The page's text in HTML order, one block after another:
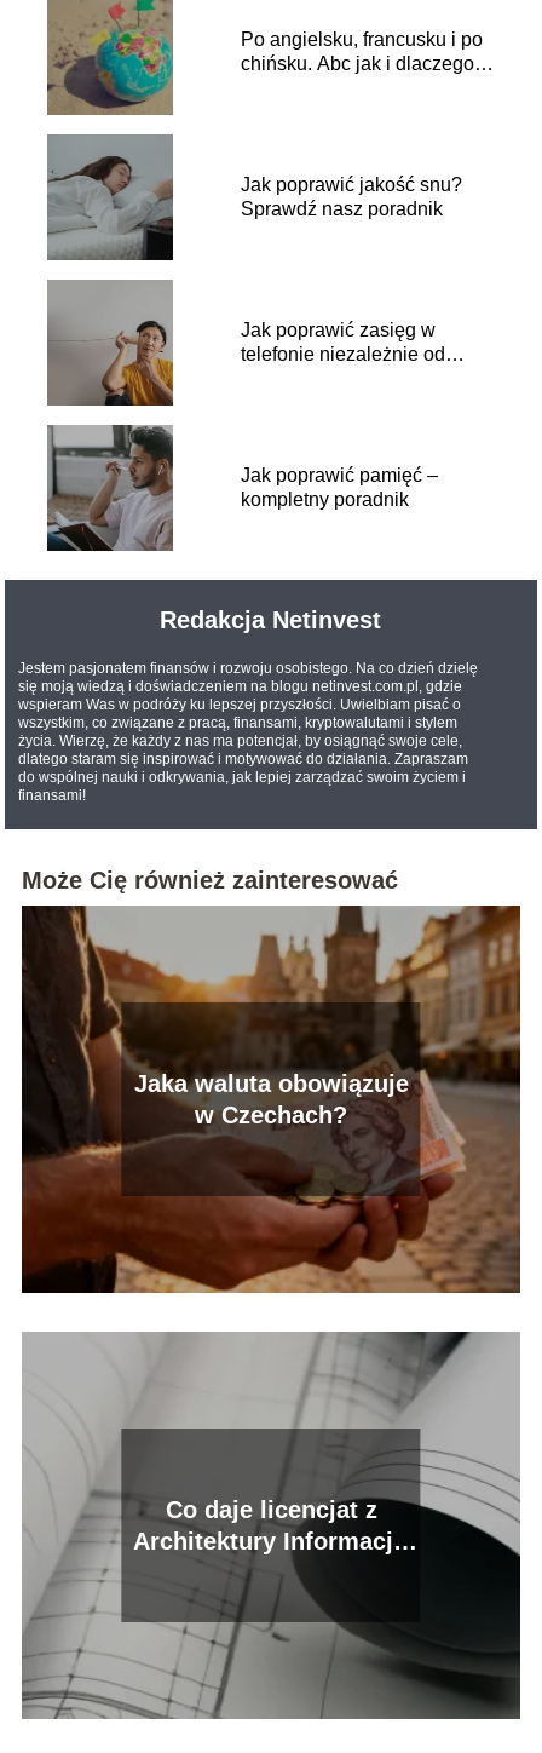
Po angielsku, francusku i po
chińsku. Abc jak i dlaczego
Jak poprawić jakość snu?
Sprawdź nasz poradnik
Jak poprawić zasięg w
telefonie niezależnie od
Jak poprawić pamięć –
kompletny poradnik
Redakcja Netinvest
Jestem pasjonatem finansów i rozwoju osobistego. Na co dzień dzielę
się moją wiedzą i doświadczeniem na blogu netinvest.com.pl, gdzie
wspieram Was w podróży ku lepszej przyszłości. Uwielbiam pisać o
wszystkim, co związane z pracą, finansami, kryptowalutami i stylem
życia. Wierzę, że każdy z nas ma potencjał, by osiągnąć swoje cele,
dlatego staram się inspirować i motywować do działania. Zapraszam
do wspólnej nauki i odkrywania, jak lepiej zarządzać swoim życiem i
finansami!
Może Cię również zainteresować
Jaka waluta obowiązuje
w Czechach?
Co daje licencjat z
Architektury Informacji:
klucz do sukcesu w
branży